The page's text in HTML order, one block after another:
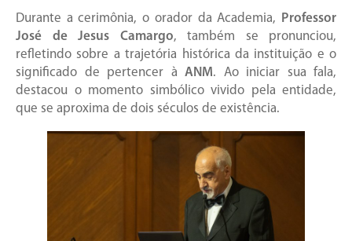
Durante a cerimônia, o orador da Academia,
Professor
José de Jesus Camargo, também se pronunciou,
refletindo sobre a trajetória histórica da instituição e o
significado de pertencer à ANM. Ao iniciar sua fala,
destacou o momento simbólico vivido pela entidade,
que se aproxima de dois séculos de existência.